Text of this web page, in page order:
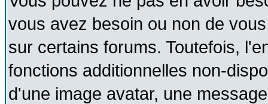
vous avez besoin ou non de
sur certains forums. Toutefois,
fonctions additionnelles non-
d'une image avatar, une